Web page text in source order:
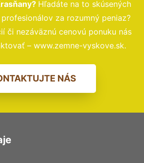
Hľadáte na to skúsených
za rozumný peniaz?
či nezáväznú cenovú ponuku nás
– www.zemne-vyskove.sk.
NÁS